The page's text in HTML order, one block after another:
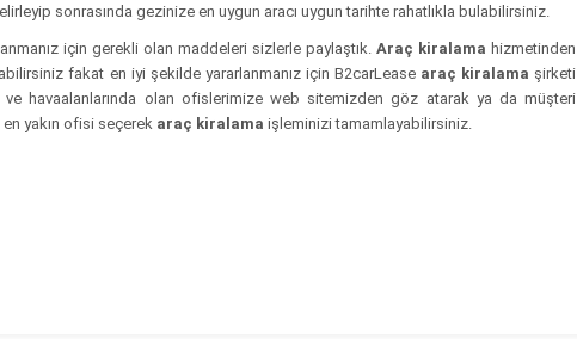
sonrasında gezinize en uygun aracı uygun tarihte rahatlıkla bulabilirsiniz.
için gerekli olan maddeleri sizlerle paylaştık.Araç kiralama hizmetinden
fakat en iyi şekilde yararlanmanız için B2carLease araç kiralama şirketi
ve havaalanlarında olan ofislerimize web sitemizden göz atarak ya da müşteri
yakın ofisi seçerek araç kiralama işleminizi tamamlayabilirsiniz.